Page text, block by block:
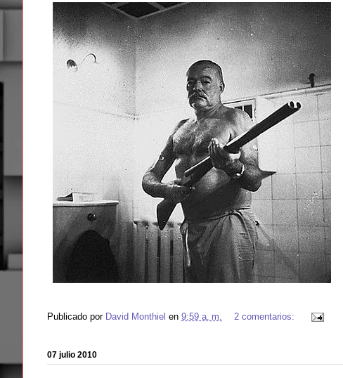
Publicado por David Monthiel en 9:59 a. m. 2 comentarios:
07 julio 2010